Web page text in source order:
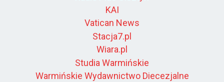
KAI
Vatican News
Stacja7.pl
Wiara.pl
Studia Warmińskie
Warmińskie Wydawnictwo Diecezjalne